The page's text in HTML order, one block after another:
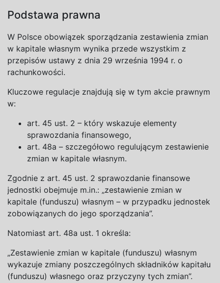
Podstawa prawna
W Polsce obowiązek sporządzania zestawienia zmian
w kapitale własnym wynika przede wszystkim z
przepisów ustawy z dnia 29 września 1994 r. o
rachunkowości.
Kluczowe regulacje znajdują się w tym akcie prawnym
w:
art. 45 ust. 2 – który wskazuje elementy
sprawozdania finansowego,
art. 48a – szczegółowo regulującym zestawienie
zmian w kapitale własnym.
Zgodnie z art. 45 ust. 2 sprawozdanie finansowe
jednostki obejmuje m.in.: „zestawienie zmian w
kapitale (funduszu) własnym – w przypadku jednostek
zobowiązanych do jego sporządzania”.
Natomiast art. 48a ust. 1 określa:
„Zestawienie zmian w kapitale (funduszu) własnym
wykazuje zmiany poszczególnych składników kapitału
(funduszu) własnego oraz przyczyny tych zmian”.